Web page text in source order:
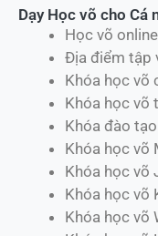
Dạy Học võ cho Cá
Học võ online
Địa điểm tập
Khóa học võ
Khóa học võ
Khóa đào
Khóa học võ
Khóa học võ
Khóa học võ
Khóa học võ